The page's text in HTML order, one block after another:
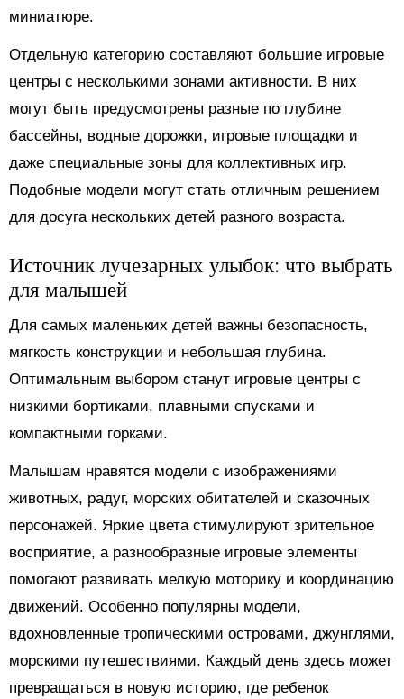
миниатюре.
Отдельную категорию составляют большие игровые
центры с несколькими зонами активности. В них
могут быть предусмотрены разные по глубине
бассейны, водные дорожки, игровые площадки и
даже специальные зоны для коллективных игр.
Подобные модели могут стать отличным решением
для досуга нескольких детей разного возраста.
Источник лучезарных улыбок: что выбрать
для малышей
Для самых маленьких детей важны безопасность,
мягкость конструкции и небольшая глубина.
Оптимальным выбором станут игровые центры с
низкими бортиками, плавными спусками и
компактными горками.
Малышам нравятся модели с изображениями
животных, радуг, морских обитателей и сказочных
персонажей. Яркие цвета стимулируют зрительное
восприятие, а разнообразные игровые элементы
помогают развивать мелкую моторику и координацию
движений. Особенно популярны модели,
вдохновленные тропическими островами, джунглями,
морскими путешествиями. Каждый день здесь может
превращаться в новую историю, где ребенок